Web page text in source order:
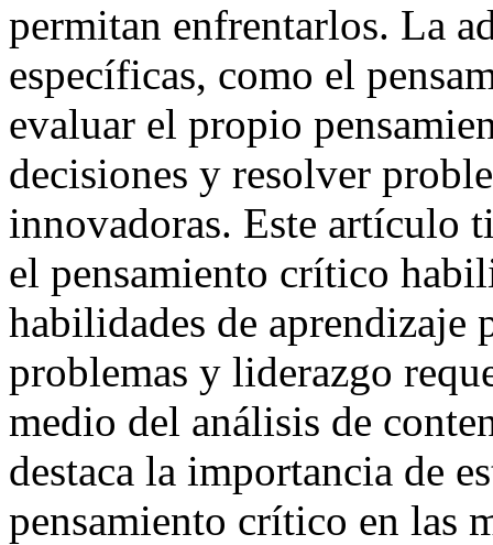
permitan enfrentarlos. La
específicas, como el
evaluar el propio
decisiones y resolver
innovadoras. Este artículo
el pensamiento crítico
habilidades de aprendizaje
problemas y liderazgo
medio del análisis de
destaca la importancia de
pensamiento crítico en las